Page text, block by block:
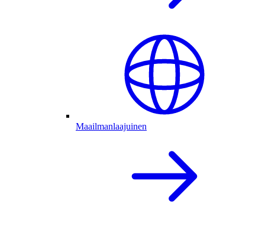
Maailmanlaajuinen